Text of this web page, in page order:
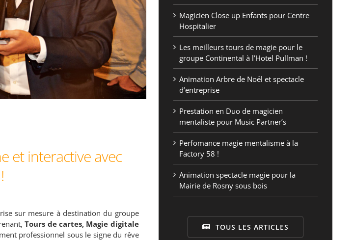
et interactiveavec
sur mesure à destination du groupe
Tours de cartes, Magie digitale
professionnel sous le signe du rêve
Magicien Close up Enfants pour Centre
Hospitalier
Les meilleurs tours de magie pour le
groupe Continental à l’Hotel Pullman !
Animation Arbre de Noël et spectacle
d’entreprise
Prestation en Duo de magicien
mentaliste pour Music Partner’s
Perfomance magie mentalisme à la
Factory 58 !
Animation spectacle magie pour la
Mairie de Rosny sous bois
TOUS LES ARTICLES